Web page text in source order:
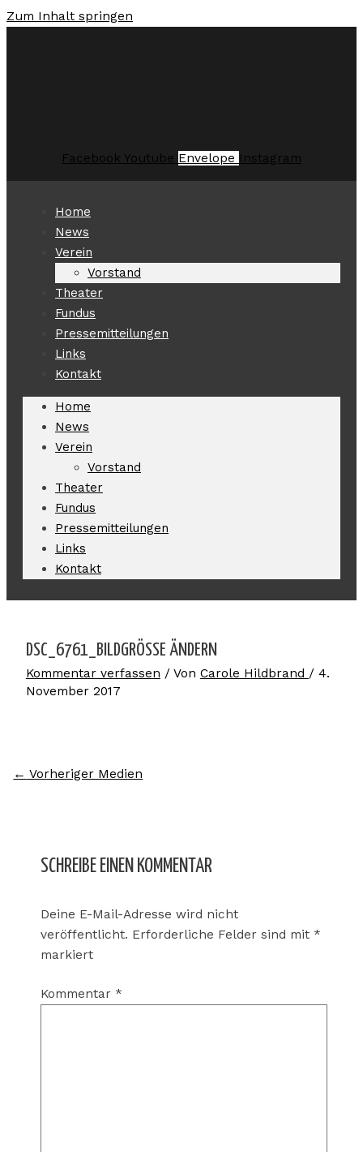
Zum Inhalt springen
Facebook Youtube Envelope Instagram
Home
News
Verein
Vorstand
Theater
Fundus
Pressemitteilungen
Links
Kontakt
Home
News
Verein
Vorstand
Theater
Fundus
Pressemitteilungen
Links
Kontakt
DSC_6761_BILDGRÖSSE ÄNDERN
Kommentar verfassen / Von Carole Hildbrand / 4.
November 2017
← Vorheriger Medien
SCHREIBE EINEN KOMMENTAR
Deine E-Mail-Adresse wird nicht
veröffentlicht. Erforderliche Felder sind mit *
markiert
Kommentar *